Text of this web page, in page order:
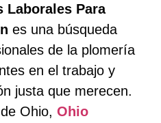
Laborales Para
es una búsqueda
de la plomería
en el trabajo y
justa que merecen.
Ohio, Ohio